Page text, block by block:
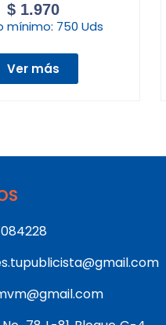
$ 1.970
mínimo: 750 Uds
Ver más